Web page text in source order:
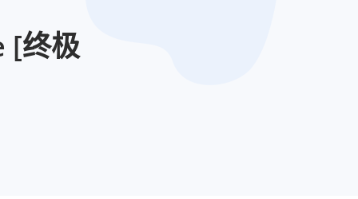
[终极